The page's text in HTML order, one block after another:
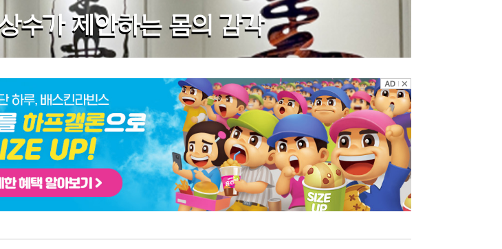
수가 제안하는 몸의 감각